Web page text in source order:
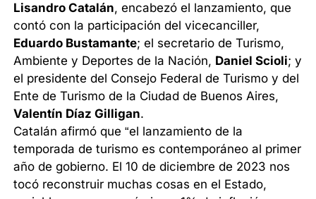
Lisandro Catalán, encabezó el lanzamiento, que
contó con la participación del vicecanciller,
Eduardo Bustamante; el secretario de Turismo,
Ambiente y Deportes de la Nación, Daniel Scioli; y
el presidente del Consejo Federal de Turismo y del
Ente de Turismo de la Ciudad de Buenos Aires,
Valentín Díaz Gilligan.
Catalán afirmó que “el lanzamiento de la
temporada de turismo es contemporáneo al primer
año de gobierno. El 10 de diciembre de 2023 nos
tocó reconstruir muchas cosas en el Estado,